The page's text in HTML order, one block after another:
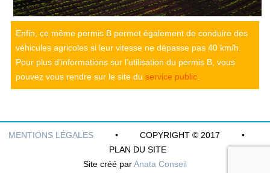
Enfin, ce même permis B permet également de conduire des
véhicules agricoles si leur vitesse ne dépasse pas 40 km/h.
Pour plus d’informations sur l’utilisation du permis B, vous
pouvez vous rendre sur le site duservice public.
MENTIONS LÉGALES • COPYRIGHT © 2017 •
PLAN DU SITE
Site créé parAnata Conseil